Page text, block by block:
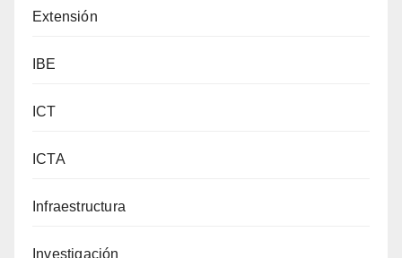
Extensión
IBE
ICT
ICTA
Infraestructura
Investigación